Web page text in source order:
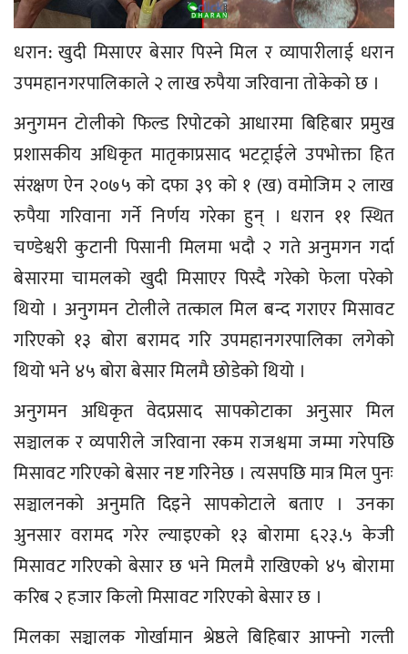
धरान: खुदी मिसाएर बेसार पिस्ने मिल र व्यापारीलाई धरान
उपमहानगरपालिकाले २ लाख रुपैया जरिवाना तोकेको छ ।
अनुगमन टोलीको फिल्ड रिपोटको आधारमा बिहिबार प्रमुख
प्रशासकीय अधिकृत मातृकाप्रसाद भटट्राईले उपभोक्ता हित
संरक्षण ऐन २०७५ को दफा ३९ को १ (ख) वमोजिम २ लाख
रुपैया गरिवाना गर्ने निर्णय गरेका हुन् । धरान ११ स्थित
चण्डेश्वरी कुटानी पिसानी मिलमा भदौ २ गते अनुमगन गर्दा
बेसारमा चामलको खुदी मिसाएर पिस्दै गरेको फेला परेको
थियो । अनुगमन टोलीले तत्काल मिल बन्द गराएर मिसावट
गरिएको १३ बोरा बरामद गरि उपमहानगरपालिका लगेको
थियो भने ४५ बोरा बेसार मिलमै छोडेको थियो ।
अनुगमन अधिकृत वेदप्रसाद सापकोटाका अनुसार मिल
सञ्चालक र व्यपारीले जरिवाना रकम राजश्वमा जम्मा गरेपछि
मिसावट गरिएको बेसार नष्ट गरिनेछ । त्यसपछि मात्र मिल पुनः
सञ्चालनको अनुमति दिइने सापकोटाले बताए । उनका
अुनसार वरामद गरेर ल्याइएको १३ बोरामा ६२३.५ केजी
मिसावट गरिएको बेसार छ भने मिलमै राखिएको ४५ बोरामा
करिब २ हजार किलो मिसावट गरिएको बेसार छ ।
मिलका सञ्चालक गोर्खामान श्रेष्ठले बिहिबार आफ्नो गल्ती